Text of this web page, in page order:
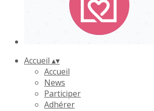
Accueil ▴▾
Accueil
News
Participer
Adhérer